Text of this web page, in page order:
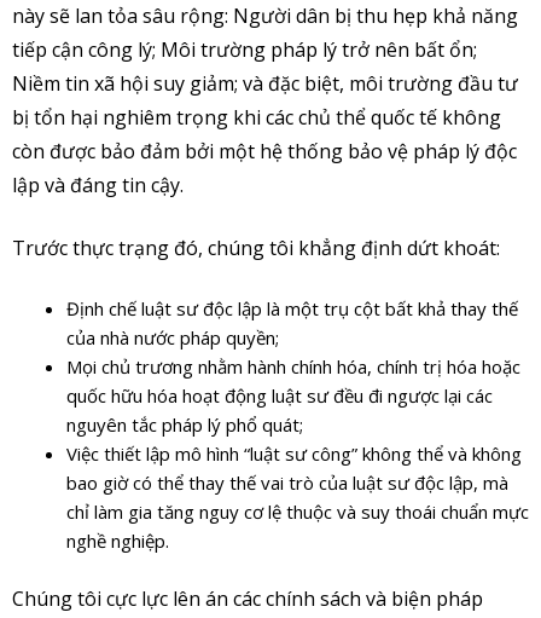
này sẽ lan tỏa sâu rộng: Người dân bị thu hẹp khả năng
tiếp cận công lý; Môi trường pháp lý trở nên bất ổn;
Niềm tin xã hội suy giảm; và đặc biệt, môi trường đầu tư
bị tổn hại nghiêm trọng khi các chủ thể quốc tế không
còn được bảo đảm bởi một hệ thống bảo vệ pháp lý độc
lập và đáng tin cậy.
Trước thực trạng đó, chúng tôi khẳng định dứt khoát:
Định chế luật sư độc lập là một trụ cột bất khả thay thế
của nhà nước pháp quyền;
Mọi chủ trương nhằm hành chính hóa, chính trị hóa hoặc
quốc hữu hóa hoạt động luật sư đều đi ngược lại các
nguyên tắc pháp lý phổ quát;
Việc thiết lập mô hình “luật sư công” không thể và không
bao giờ có thể thay thế vai trò của luật sư độc lập, mà
chỉ làm gia tăng nguy cơ lệ thuộc và suy thoái chuẩn mực
nghề nghiệp.
Chúng tôi cực lực lên án các chính sách và biện pháp